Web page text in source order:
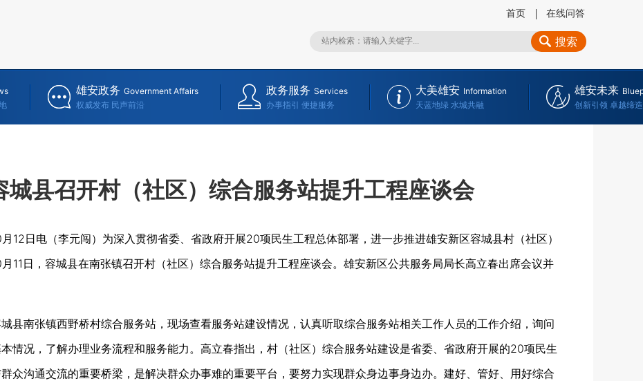
首页 在线问答
搜索
雄安政务 Government Affairs
权威发布 民声前沿
政务服务 Services
办事指引 便捷服务
大美雄安 Information
天蓝地绿 水城共融
雄安未来
创新引领 卓越缔造
城县召开村（社区）综合服务站提升工程座谈会
12日电（李元闯）为深入贯彻省委、省政府开展20项民生工程总体部署，进一步推进雄安新区容城县村（社区）
11日，容城县在南张镇召开村（社区）综合服务站提升工程座谈会。雄安新区公共服务局局长高立春出席会议并
南张镇西野桥村综合服务站，现场查看服务站建设情况，认真听取综合服务站相关工作人员的工作介绍，询问
情况，了解办理业务流程和服务能力。高立春指出，村（社区）综合服务站建设是省委、省政府开展的20项民生
众沟通交流的重要桥梁，是解决群众办事难的重要平台，要努力实现群众身边事身边办。建好、管好、用好综合